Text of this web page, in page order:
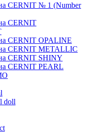
CERNIT № 1 (Number
CERNIT
CERNIT OPALINE
CERNIT METALLIC
CERNIT SHINY
CERNIT PEARL
doll